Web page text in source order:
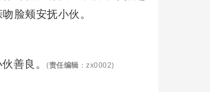
脸颊安抚小伙。
善良。 (责任编辑 ：zx0002)